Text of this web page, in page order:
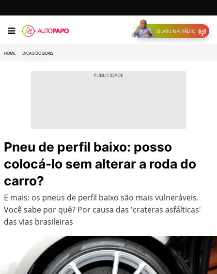
OUVIU NA RÁDIO
HOME DICAS DO BORIS
Pneu de perfil baixo: posso
colocá-lo sem alterar a roda do
carro?
E mais: os pneus de perfil baixo são mais vulneráveis.
Você sabe por quê? Por causa das 'crateras asfálticas'
das vias brasileiras